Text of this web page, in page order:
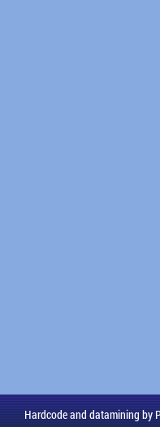
Hardcode and datamining by